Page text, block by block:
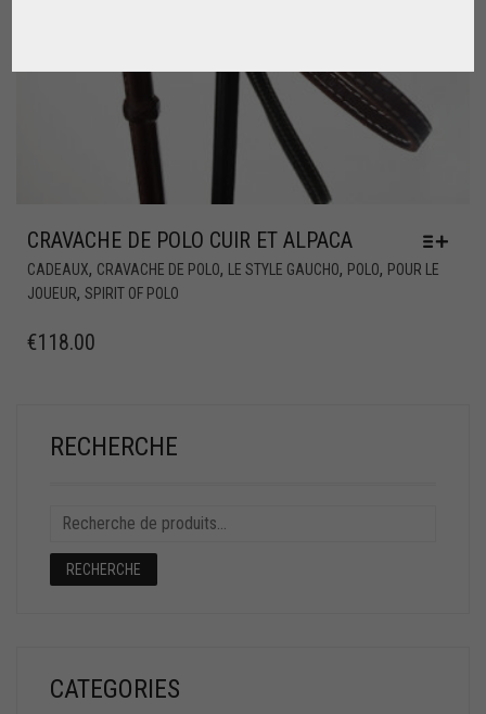
CRAVACHE DE POLO CUIR ET ALPACA
CADEAUX, CRAVACHE DE POLO, LE STYLE GAUCHO, POLO, POUR LE
JOUEUR, SPIRIT OF POLO
€118.00
RECHERCHE
RECHERCHE
CATEGORIES